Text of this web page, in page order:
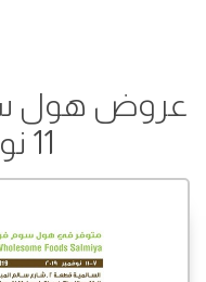
11 نوفمبر 2019